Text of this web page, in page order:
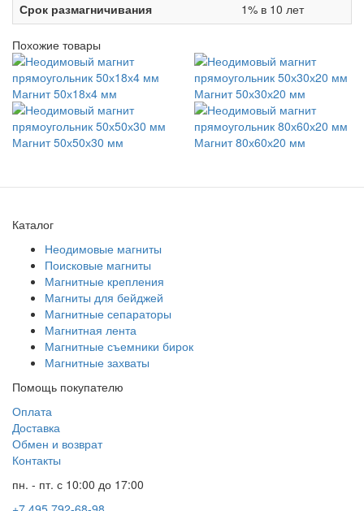
Срок размагничивания
1% в 10 лет
Похожие товары
Магнит 50х18х4 мм Магнит 50х30х20 мм
Магнит 50х50х30 мм Магнит 80х60х20 мм
Каталог
Неодимовые магниты
Поисковые магниты
Магнитные крепления
Магниты для бейджей
Магнитные сепараторы
Магнитная лента
Магнитные съемники бирок
Магнитные захваты
Помощь покупателю
Оплата
Доставка
Обмен и возврат
Контакты
пн. - пт. с 10:00 до 17:00